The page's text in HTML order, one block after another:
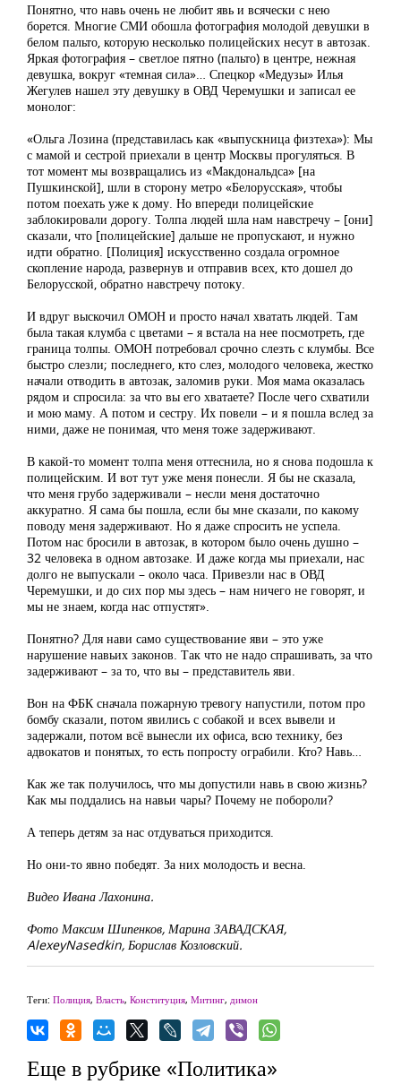
Понятно, что навь очень не любит явь и всячески с нею
борется. Многие СМИ обошла фотография молодой девушки в
белом пальто, которую несколько полицейских несут в автозак.
Яркая фотография – светлое пятно (пальто) в центре, нежная
девушка, вокруг «темная сила»… Спецкор «Медузы» Илья
Жегулев нашел эту девушку в ОВД Черемушки и записал ее
монолог:
«Ольга Лозина (представилась как «выпускница физтеха»): Мы
с мамой и сестрой приехали в центр Москвы прогуляться. В
тот момент мы возвращались из «Макдональдса» [на
Пушкинской], шли в сторону метро «Белорусская», чтобы
потом поехать уже к дому. Но впереди полицейские
заблокировали дорогу. Толпа людей шла нам навстречу – [они]
сказали, что [полицейские] дальше не пропускают, и нужно
идти обратно. [Полиция] искусственно создала огромное
скопление народа, развернув и отправив всех, кто дошел до
Белорусской, обратно навстречу потоку.
И вдруг выскочил ОМОН и просто начал хватать людей. Там
была такая клумба с цветами – я встала на нее посмотреть, где
граница толпы. ОМОН потребовал срочно слезть с клумбы. Все
быстро слезли; последнего, кто слез, молодого человека, жестко
начали отводить в автозак, заломив руки. Моя мама оказалась
рядом и спросила: за что вы его хватаете? После чего схватили
и мою маму. А потом и сестру. Их повели – и я пошла вслед за
ними, даже не понимая, что меня тоже задерживают.
В какой-то момент толпа меня оттеснила, но я снова подошла к
полицейским. И вот тут уже меня понесли. Я бы не сказала,
что меня грубо задерживали – несли меня достаточно
аккуратно. Я сама бы пошла, если бы мне сказали, по какому
поводу меня задерживают. Но я даже спросить не успела.
Потом нас бросили в автозак, в котором было очень душно –
32 человека в одном автозаке. И даже когда мы приехали, нас
долго не выпускали – около часа. Привезли нас в ОВД
Черемушки, и до сих пор мы здесь – нам ничего не говорят, и
мы не знаем, когда нас отпустят».
Понятно? Для нави само существование яви – это уже
нарушение навьих законов. Так что не надо спрашивать, за что
задерживают – за то, что вы – представитель яви.
Вон на ФБК сначала пожарную тревогу напустили, потом про
бомбу сказали, потом явились с собакой и всех вывели и
задержали, потом всё вынесли их офиса, всю технику, без
адвокатов и понятых, то есть попросту ограбили. Кто? Навь…
Как же так получилось, что мы допустили навь в свою жизнь?
Как мы поддались на навьи чары? Почему не побороли?
А теперь детям за нас отдуваться приходится.
Но они-то явно победят. За них молодость и весна.
Видео Ивана Лахонина.
Фото Максим Шипенков, Марина ЗАВАДСКАЯ,
AlexeyNasedkin, Борислав Козловский.
Теги: Полиция, Власть, Конституция, Митинг, димон
Еще в рубрике «Политика»